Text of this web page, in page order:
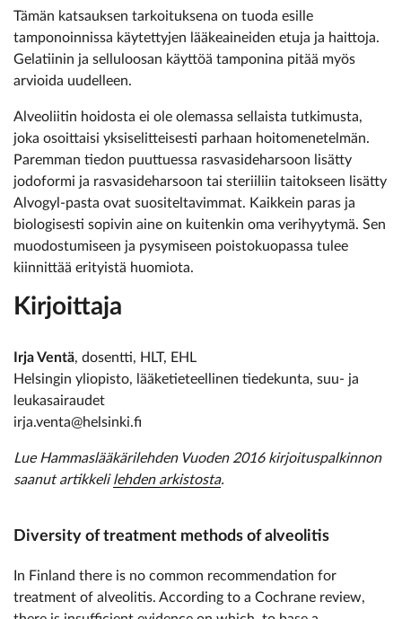
Tämän katsauksen tarkoituksena on tuoda esille
tamponoinnissa käytettyjen lääkeaineiden etuja ja haittoja.
Gelatiinin ja selluloosan käyttöä tamponina pitää myös
arvioida uudelleen.
Alveoliitin hoidosta ei ole olemassa sellaista tutkimusta,
joka osoittaisi yksiselitteisesti parhaan hoitomenetelmän.
Paremman tiedon puuttuessa rasvasideharsoon lisätty
jodoformi ja rasvasideharsoon tai steriiliin taitokseen lisätty
Alvogyl-pasta ovat suositeltavimmat. Kaikkein paras ja
biologisesti sopivin aine on kuitenkin oma verihyytymä. Sen
muodostumiseen ja pysymiseen poistokuopassa tulee
kiinnittää erityistä huomiota.
Kirjoittaja
Irja Ventä, dosentti, HLT, EHL
Helsingin yliopisto, lääketieteellinen tiedekunta, suu- ja
leukasairaudet
irja.venta@helsinki.fi
Lue Hammaslääkärilehden Vuoden 2016 kirjoituspalkinnon
saanut artikkelilehden arkistosta.
Diversity of treatment methods of alveolitis
In Finland there is no common recommendation for
treatment of alveolitis. According to a Cochrane review,